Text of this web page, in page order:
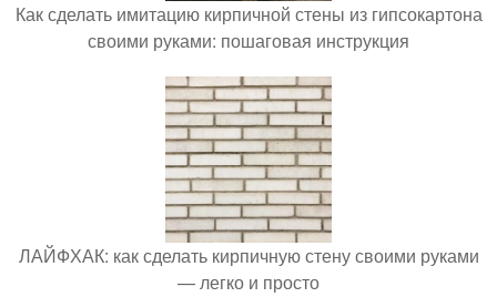
Как сделать имитацию кирпичной стены из гипсокартона
своими руками: пошаговая инструкция
ЛАЙФХАК: как сделать кирпичную стену своими руками
— легко и просто